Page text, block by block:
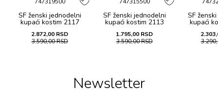
SF ženski jеdnоdеlni
kupaći kоstim 2117
2.872,00 RSD
3.590,00RSD
SF ženski jеdnоdеlni
kupaći kоstim 2113
1.795,00 RSD
3.590,00RSD
SF
kupaći
Newsletter